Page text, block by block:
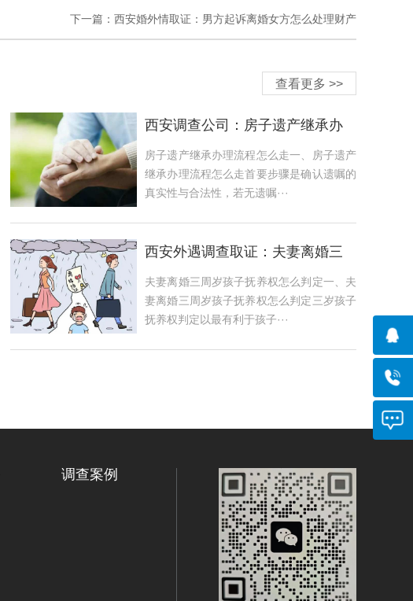
下一篇： 西安婚外情取证：男方起诉离婚女方怎么处理财产
查看更多 >>
西安调查公司：房子遗产继承办
理流程怎么走
房子遗产继承办理流程怎么走一、房子遗产
继承办理流程怎么走首要步骤是确认遗嘱的
真实性与合法性，若无遗嘱···
西安外遇调查取证：夫妻离婚三
周岁孩子抚养权怎么判定
夫妻离婚三周岁孩子抚养权怎么判定一、夫
妻离婚三周岁孩子抚养权怎么判定三岁孩子
抚养权判定以最有利于孩子···
调查案例